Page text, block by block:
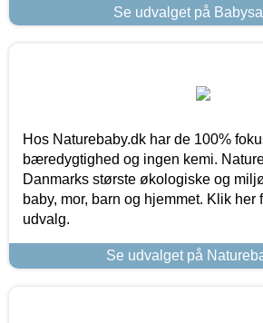
Se udvalget på
Hos Naturebaby.dk har de 100%
bæredygtighed og ingen kemi.
Danmarks største økologiske og
baby, mor, barn og hjemmet. Klik her
udvalg.
Se udvalget på